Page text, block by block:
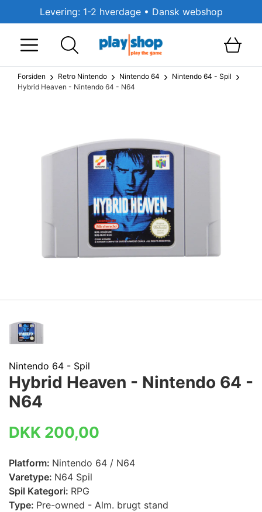
Levering: 1-2 hverdage • Dansk webshop
Forsiden Retro Nintendo Nintendo 64
Nintendo 64 - Spil
Hybrid Heaven - Nintendo 64 - N64
Nintendo 64 - Spil
Hybrid Heaven - Nintendo 64 -
N64
DKK 200,00
Platform: Nintendo 64 / N64
Varetype: N64 Spil
Spil Kategori: RPG
Type: Pre-owned - Alm. brugt stand